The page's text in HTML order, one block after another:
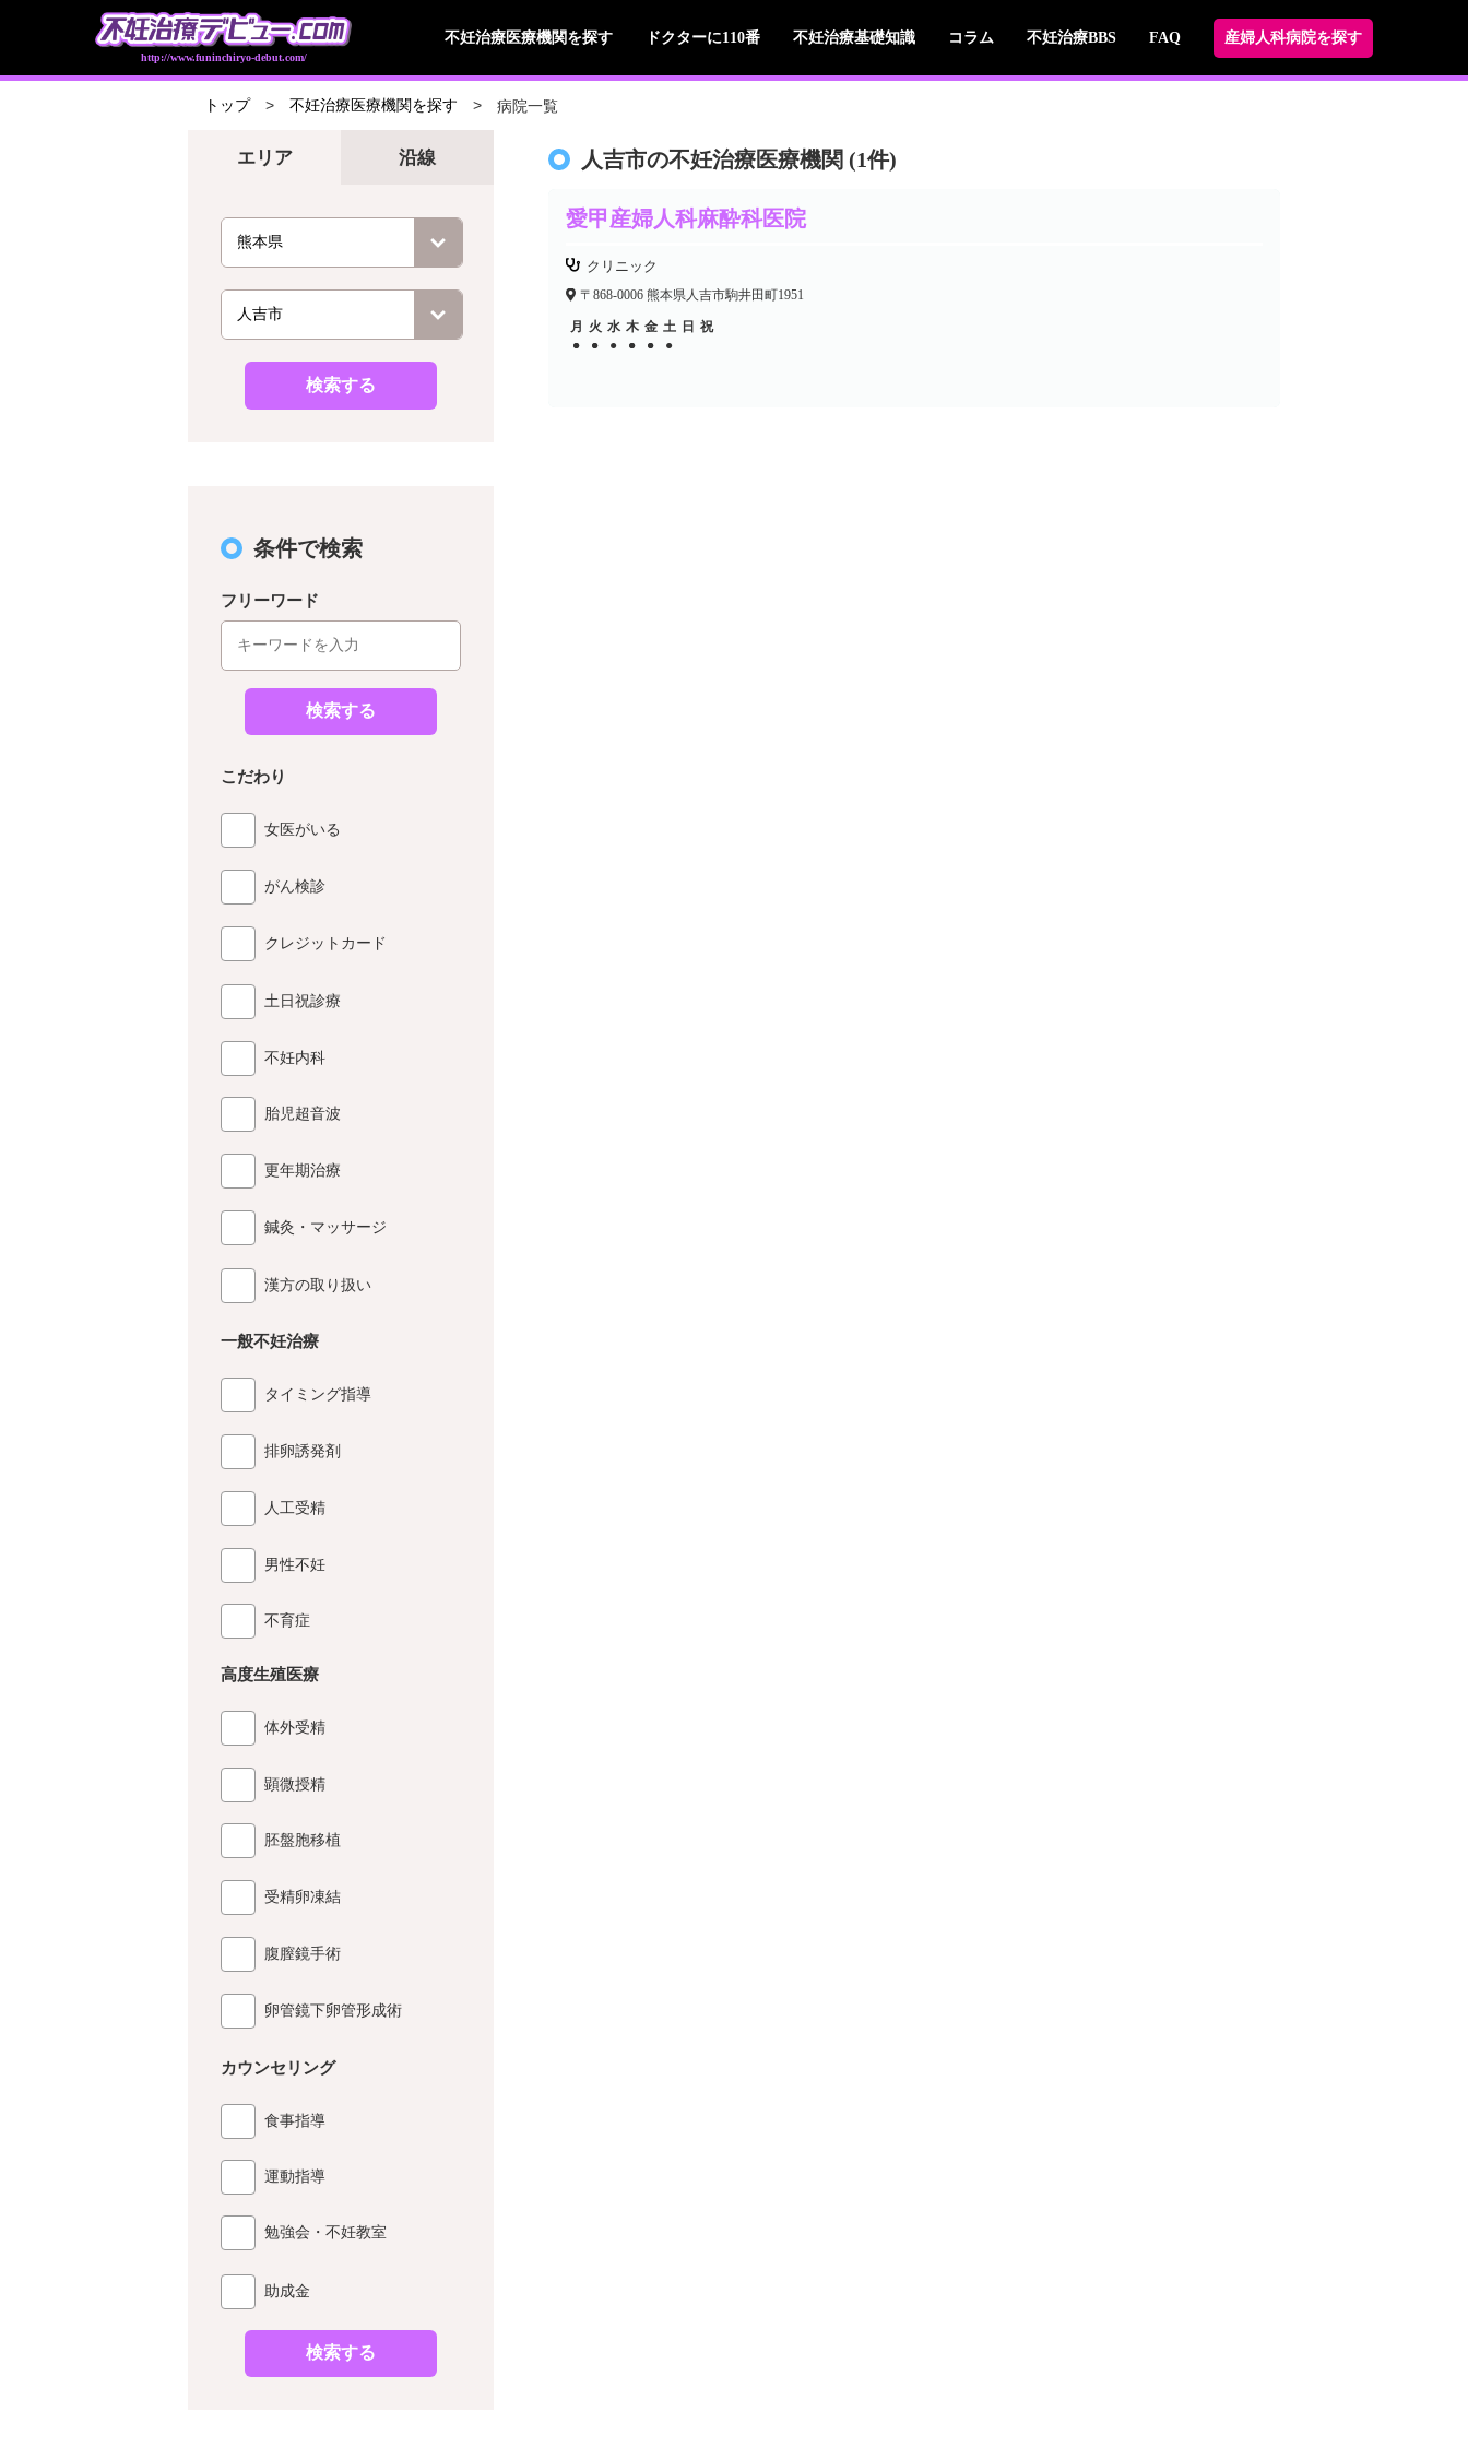
http://www.funinchiryo-debut.com/
不妊治療医療機関を探す ドクターに110番 不妊治療基礎知識 コラム 不妊治療BBS FAQ 産婦人科病院を探す
トップ 不妊治療医療機関を探す 病院一覧
エリア
検索する
沿線
条件で検索
フリーワード
検索する
こだわり
女医がいる
がん検診
クレジットカード
土日祝診療
不妊内科
胎児超音波
更年期治療
鍼灸・マッサージ
漢方の取り扱い
一般不妊治療
タイミング指導
排卵誘発剤
人工受精
男性不妊
不育症
高度生殖医療
体外受精
顕微授精
胚盤胞移植
受精卵凍結
腹膣鏡手術
卵管鏡下卵管形成術
カウンセリング
食事指導
運動指導
勉強会・不妊教室
助成金
検索する
人吉市の不妊治療医療機関 (1件)
愛甲産婦人科麻酔科医院
クリニック
〒868-0006 熊本県人吉市駒井田町1951
月 火 水 木 金 土 日 祝
●
● ● ● ● ●
● ● ● ●